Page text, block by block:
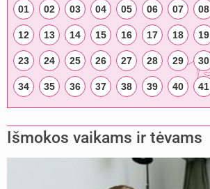
01 02 03 04 05 06 07 08
12 13 14 15 16 17 18 19
23 24 25 26 27 28 29 30
34 35 36 37 38 39 40 41
Išmokos vaikams ir tėvams